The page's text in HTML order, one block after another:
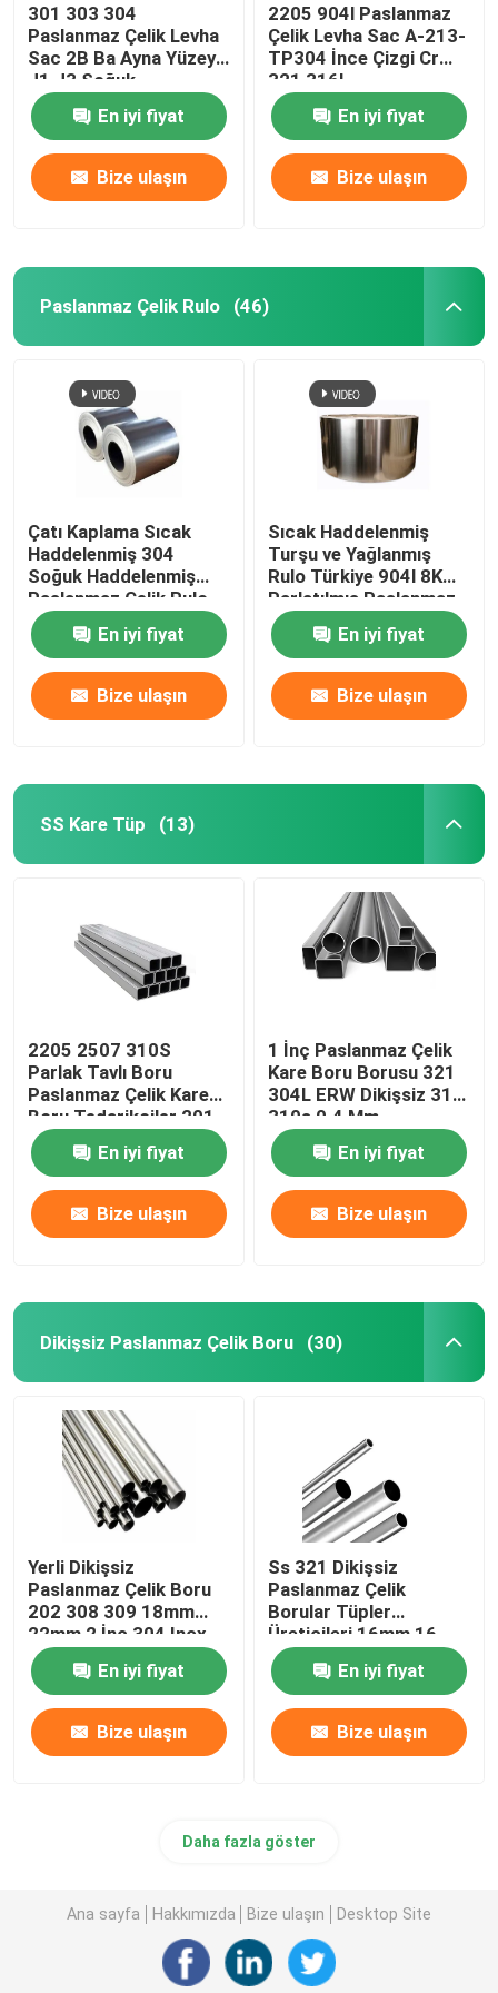
301 303 304
Paslanmaz Çelik Levha
Sac 2B Ba Ayna Yüzeyi
J1 J3 Soğuk
Haddelenmiş
En iyi fiyat
Bize ulaşın
2205 904l Paslanmaz
Çelik Levha Sac A-213-
TP304 İnce Çizgi Cr
321 316l
En iyi fiyat
Bize ulaşın
Paslanmaz Çelik Rulo (46)
Çatı Kaplama Sıcak
Haddelenmiş 304
Soğuk Haddelenmiş
Paslanmaz Çelik Rulo
Şerit 201 316l 202 Ss
304 RuloEn iyi fiyat
Bize ulaşın
Sıcak Haddelenmiş
Turşu ve Yağlanmış
Rulo Türkiye 904l 8K
Parlatılmış Paslanmaz
Çelik Rulo 430 Ss Rulo
202
En iyi fiyat
Bize ulaşın
SS Kare Tüp (13)
2205 2507 310S
Parlak Tavlı Boru
Paslanmaz Çelik Kare
Boru Tedarikçiler 201
304 304L 316 316L
En iyi fiyat
Bize ulaşın
1 İnç Paslanmaz Çelik
Kare Boru Borusu 321
304L ERW Dikişsiz 316l
310s 0.4 Mm
En iyi fiyat
Bize ulaşın
Dikişsiz Paslanmaz Çelik Boru (30)
Yerli Dikişsiz
Paslanmaz Çelik Boru
202 308 309 18mm
22mm 2 İnç 304 Inox
Tüp
En iyi fiyat
Bize ulaşın
Ss 321 Dikişsiz
Paslanmaz Çelik
Borular Tüpler
Üreticileri 16mm 16
Ölçer 304 Eşanjör
En iyi fiyat
Bize ulaşın
Daha fazla göster
Ana sayfa Hakkımızda Bize ulaşın Desktop Site